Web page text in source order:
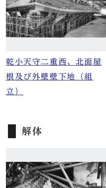
乾小天守二重西、北面屋
根及び外壁壁下地（組
立）
解体